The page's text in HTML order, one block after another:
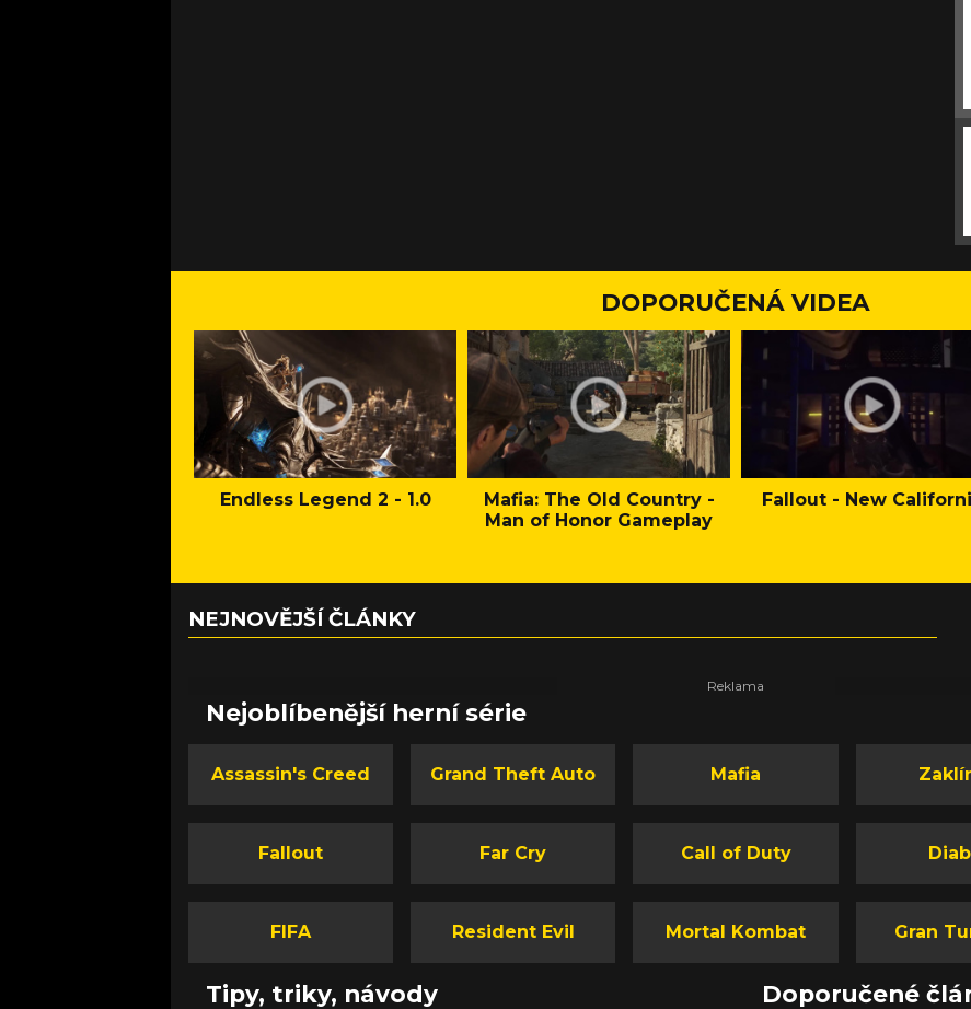
DOPORUČENÁ VIDEA
Endless Legend 2 - 1.0
Mafia: The Old Country -
Man of Honor Gameplay
Fallout - New
NEJNOVĚJŠÍ ČLÁNKY
Nejoblíbenější herní série
Assassin's Creed Grand Theft Auto Mafia
Fallout Far Cry Call of Duty
FIFA Resident Evil Mortal Kombat Gran
Tipy, triky, návody Doporučené